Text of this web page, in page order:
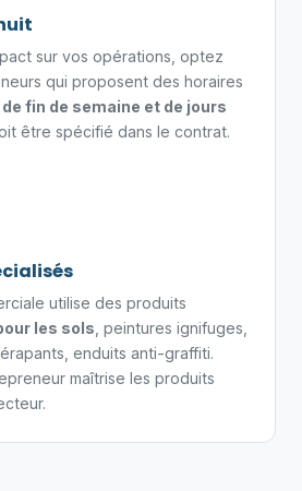
sur vos opérations, optez
qui proposent des horaires
fin de semaine et de jours
être spécifié dans le contrat.
utilise des produits
les sols , peintures ignifuges,
enduits anti-graffiti.
maîtrise les produits